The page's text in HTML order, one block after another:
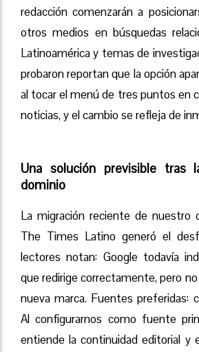
redacción comenzarán a
otros medios en búsquedas
Latinoamérica y temas de
probaron reportan que la opción
al tocar el menú de tres puntos en
noticias, y el cambio se refleja de
Una solución previsible tras
dominio
La migración reciente de nuestro
The Times Latino generó el
lectores notan: Google todavía
que redirige correctamente, pero
nueva marca. Fuentes preferidas:
Al configurarnos como fuente
entiende la continuidad editorial y